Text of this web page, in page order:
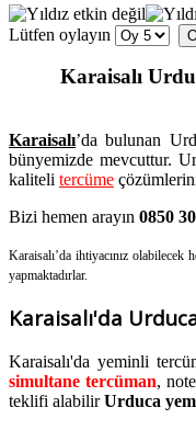
Lütfen oylayın
Karaisalı
Karaisalı’da bulunan
bünyemizde mevcuttur.
kaliteli tercüme
Bizi hemen arayın 0850
Karaisalı’da ihtiyacınız olabilecek
yapmaktadırlar.
Karaisalı'da
Karaisalı'da yeminli
simultane tercüman,
teklifi alabilirUrduca